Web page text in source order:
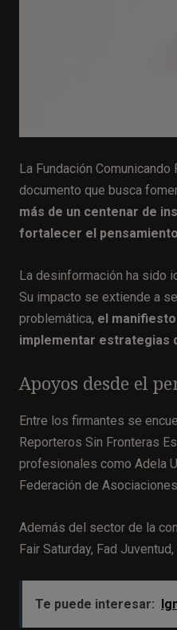
La Fundación
documento que busca
más de un centenar de
fortalecer el
La desinformación ha sido
Su impacto se extiende a
problemática, el
implementar estrategias
Apoyos desde el
Entre los firmantes se
Reporteros Sin Fronteras
profesionales como Adela
Federación de
Además del sector de la
Fair Saturday, Fad
Te puede interesar: